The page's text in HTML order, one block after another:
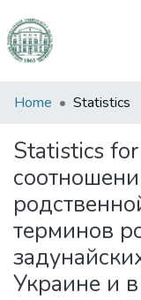
Communities
Collections
All of DSpace
Home Statistics
Statistics
терминов
Украине и